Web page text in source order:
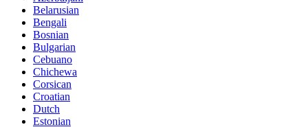
Belarusian
Bengali
Bosnian
Bulgarian
Cebuano
Chichewa
Corsican
Croatian
Dutch
Estonian